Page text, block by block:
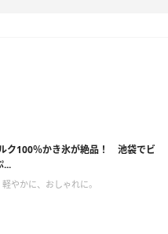
ク100％かき氷が絶品！ 池袋でビ
...
軽やかに、おしゃれに。